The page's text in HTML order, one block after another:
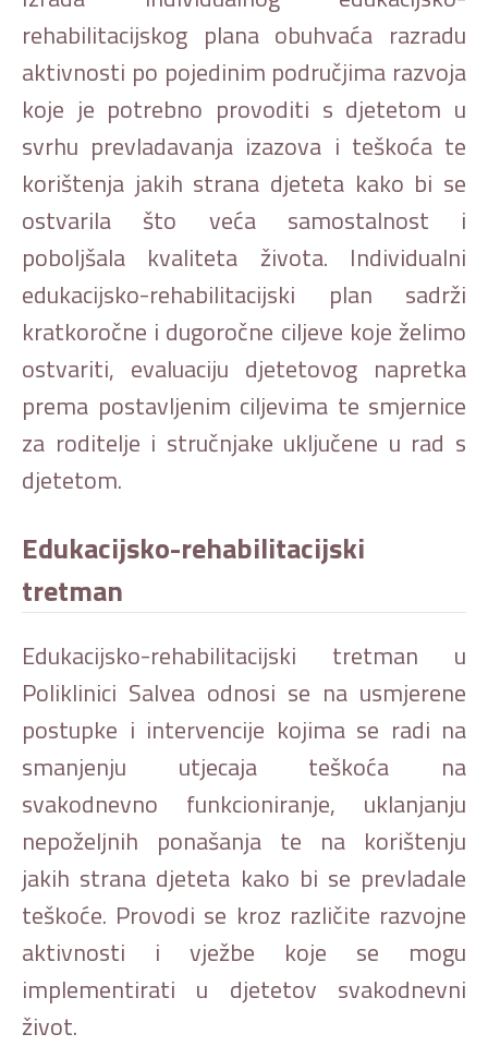
rehabilitacijskog plana obuhvaća razradu
aktivnosti po pojedinim područjima razvoja
koje je potrebno provoditi s djetetom u
svrhu prevladavanja izazova i teškoća te
korištenja jakih strana djeteta kako bi se
ostvarila što veća samostalnost i
poboljšala kvaliteta života. Individualni
edukacijsko-rehabilitacijski plan sadrži
kratkoročne i dugoročne ciljeve koje želimo
ostvariti, evaluaciju djetetovog napretka
prema postavljenim ciljevima te smjernice
za roditelje i stručnjake uključene u rad s
djetetom.
Edukacijsko-rehabilitacijski
tretman
Edukacijsko-rehabilitacijski tretman u
Poliklinici Salvea odnosi se na usmjerene
postupke i intervencije kojima se radi na
smanjenju utjecaja teškoća na
svakodnevno funkcioniranje, uklanjanju
nepoželjnih ponašanja te na korištenju
jakih strana djeteta kako bi se prevladale
teškoće. Provodi se kroz različite razvojne
aktivnosti i vježbe koje se mogu
implementirati u djetetov svakodnevni
život.